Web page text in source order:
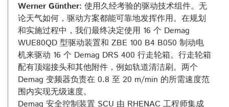
Werner Günther: 使用久经考验的驱动技术组件。无
论天气如何，驱动方案都能可靠地发挥作用。在规划
和实施过程中，我们最终决定使用 16 个 Demag
WUE80QD 型驱动装置和 ZBE 100 B4 B050 制动电
机来驱动 16 个 Demag DRS 400 行走轮箱。行走轮箱
配有顶端接头和其他附件，例如轨道清洁刷。两个
Demag 变频器负责在 0.8 至 20 m/min 的所需速度范
围内实现无级速度。
Demag 安全控制装置 SCU 由 RHENAC 工程师集成